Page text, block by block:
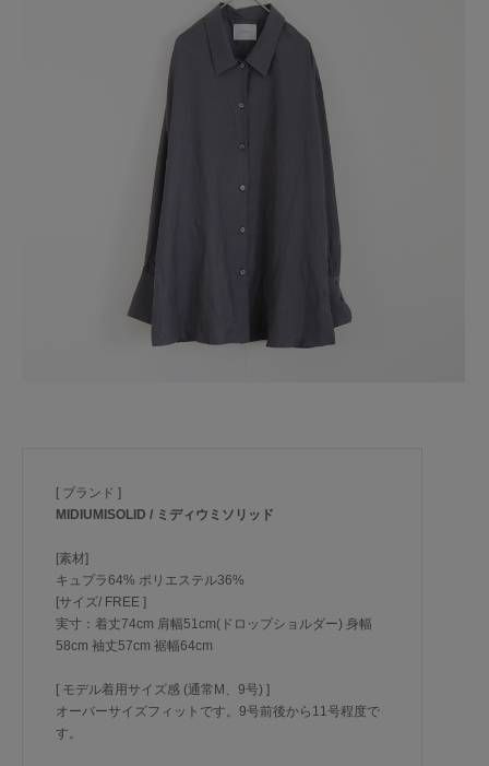
[ ブランド ]
MIDIUMISOLID / ミディウミソリッド
[素材]
キュプラ64% ポリエステル36%
[サイズ/ FREE ]
実寸：着丈74cm 肩幅51cm(ドロップショルダー) 身幅
58cm 袖丈57cm 裾幅64cm
[ モデル着用サイズ感 (通常M、9号) ]
オーバーサイズフィットです。9号前後から11号程度で
す。